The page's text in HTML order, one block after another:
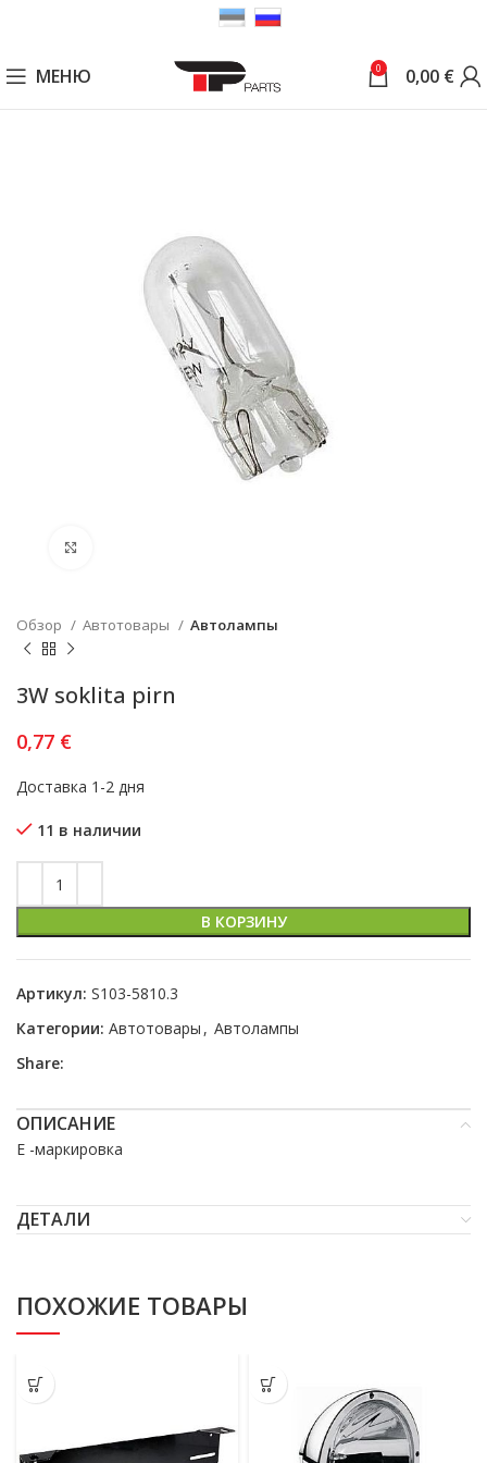
МЕНЮ 0 0,00 €
Обзор Автотовары Автолампы
3W soklita pirn
0,77 €
Доставка 1-2 дня
11 в наличии
В КОРЗИНУ
Артикул: S103-5810.3
Категории: Автотовары , Автолампы
Share:
ОПИСАНИЕ
E -маркировка
ДЕТАЛИ
ПОХОЖИЕ ТОВАРЫ